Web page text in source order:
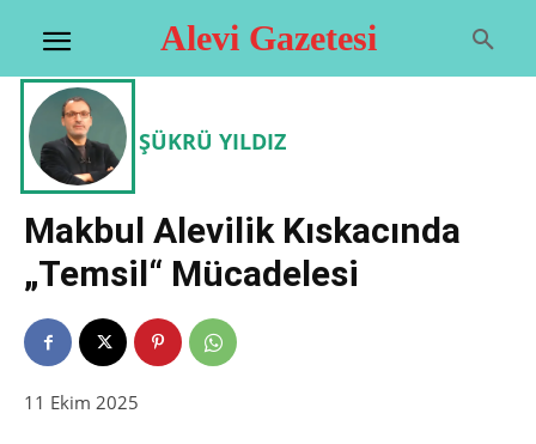
Alevi Gazetesi
ŞÜKRÜ YILDIZ
Makbul Alevilik Kıskacında
„Temsil“ Mücadelesi
11 Ekim 2025